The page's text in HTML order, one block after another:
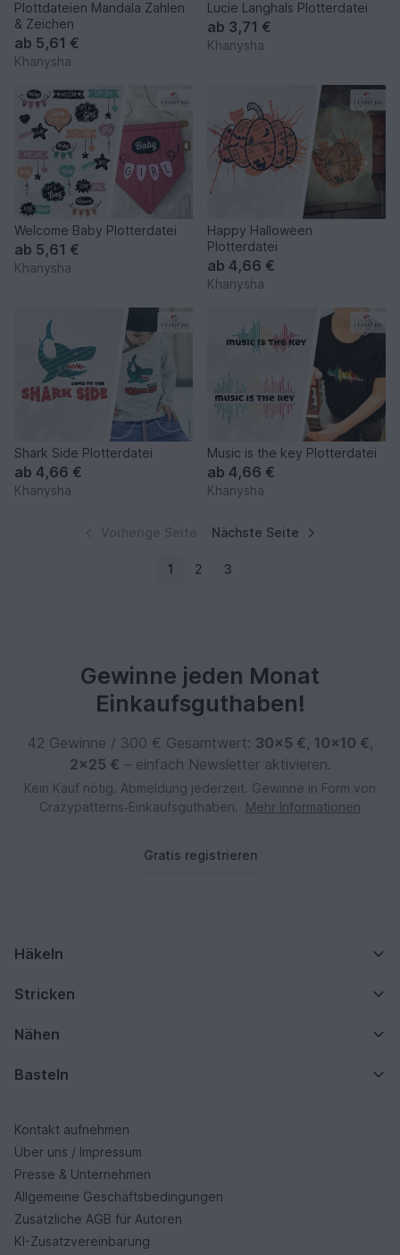
Plottdateien Mandala Zahlen
& Zeichen
ab 5,61 €
Khanysha
Lucie Langhals Plotterdatei
ab 3,71 €
Khanysha
Welcome Baby Plotterdatei
ab 5,61 €
Khanysha
Happy Halloween
Plotterdatei
ab 4,66 €
Khanysha
Shark Side Plotterdatei
ab 4,66 €
Khanysha
Music is the key Plotterdatei
ab 4,66 €
Khanysha
Vorherige Seite Nächste Seite
1 2 3
Gewinne jeden Monat
Einkaufsguthaben!
42 Gewinne / 300 € Gesamtwert: 30×5 €, 10×10 €,
2×25 € – einfach Newsletter aktivieren.
Kein Kauf nötig. Abmeldung jederzeit. Gewinne in Form von
Crazypatterns‑Einkaufsguthaben.
Mehr Informationen
Gratis registrieren
Häkeln
Stricken
Nähen
Basteln
Kontakt aufnehmen
Über uns / Impressum
Presse & Unternehmen
Allgemeine Geschäftsbedingungen
Zusätzliche AGB für Autoren
KI-Zusatzvereinbarung